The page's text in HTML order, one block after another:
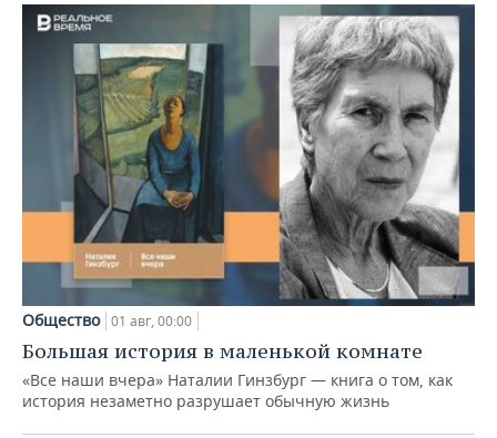
Общество 01 авг, 00:00
Большая история в маленькой комнате
«Все наши вчера» Наталии Гинзбург — книга о том, как
история незаметно разрушает обычную жизнь